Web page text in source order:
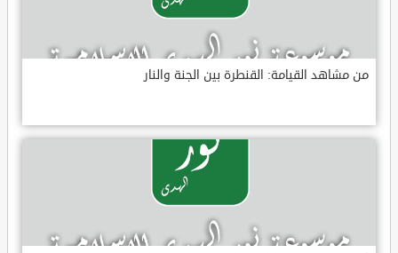
من مشاهد القيامة: القنطرة بين الجنة والنار